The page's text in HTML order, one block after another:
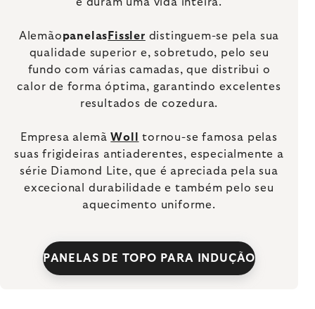
Alemãopanelas Fissler distinguem-se pela sua
qualidade superior e, sobretudo, pelo seu
fundo com várias camadas, que distribui o
calor de forma óptima, garantindo excelentes
resultados de cozedura.
Empresa alemãWoll
tornou-se famosa pelas
suas frigideiras antiaderentes, especialmente a
série Diamond Lite, que é apreciada pela sua
excecional durabilidade e também pelo seu
aquecimento uniforme.
PANELAS DE TOPO PARA INDUÇÃO